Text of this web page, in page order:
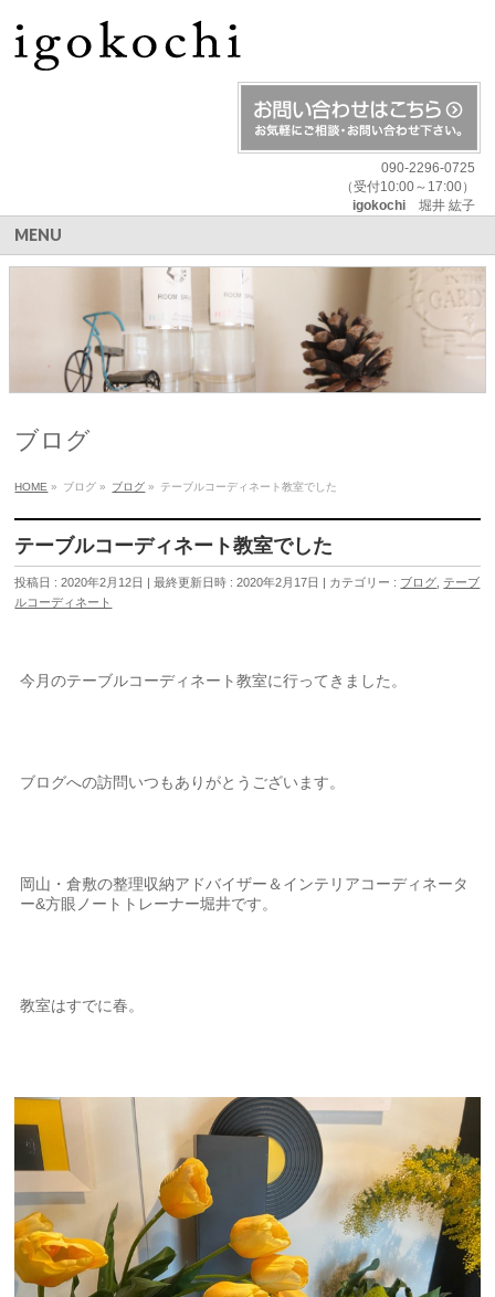
090-2296-0725
（受付10:00～17:00）
igokochi堀井 紘子
MENU
ブログ
HOME » ブログ » ブログ » テーブルコーディネート教室でした
テーブルコーディネート教室でした
投稿日 : 2020年2月12日 最終更新日時 : 2020年2月17日 カテゴリー : ブログ ,テーブ
ルコーディネート
今月のテーブルコーディネート教室に行ってきました。
ブログへの訪問いつもありがとうございます。
岡山・倉敷の整理収納アドバイザー＆インテリアコーディネータ
ー&方眼ノートトレーナー堀井です。
教室はすでに春。